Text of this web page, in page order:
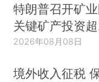
特朗普召开矿
关键矿产投资
2026年08月08日
境外收入征税